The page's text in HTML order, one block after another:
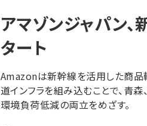
ン
く
ず
アマゾンジャパン
タート
Amazonは新幹線を活用した商品
道インフラを組み込むことで、青
環境負荷低減の両立をめざす。